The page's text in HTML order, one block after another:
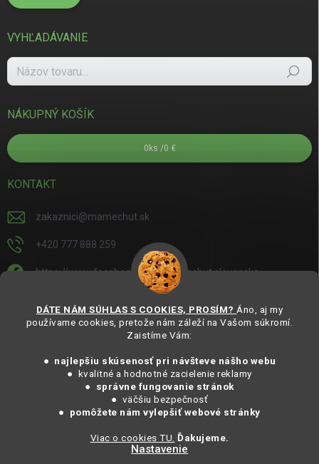
DÁTE NÁM SÚHLAS S COOKIES, PROSÍM? Áno, aj my
používame cookies, pretože nám záleží na Vašom súkromí.
Zaistíme Vám:
● najlepšiu skúsenosť pri návšteve nášho webu
● kvalitné a hodnotné zacielenie reklamy
●
správne fungovanie stránok
● väčšiu bezpečnosť
● pomôžete nám vylepšiť webové stránky
Viac o cookies TU. Ďakujeme.
Nastavenie
VYHĽADÁVANIE
Hľadať
NÁKUPNÝ KOŠÍK
0 ks /0 €
KONTAKT
zakaznici@mamechut.sk
+420 777 888 259
https://www.facebook.com/mamechut.slovensko
https://www.youtube.com/@mamechutczsk
@mamechut.czsk
MámeChuť Organic. Všechna práva vyhrazena.